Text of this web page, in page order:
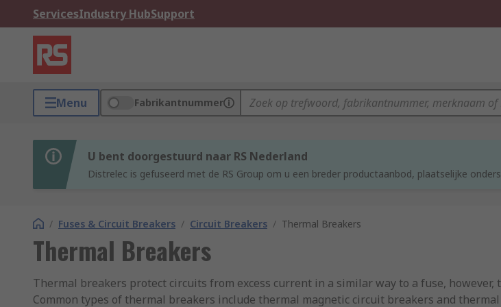
ServicesIndustry HubSupport
Menu Fabrikantnummer
U bent doorgestuurd naar RS Nederland
Distrelec is gefuseerd met de RS Group om u een breder productaanbod, plaatselijke
/ Fuses & Circuit Breakers / Circuit Breakers / Thermal Breakers
Thermal Breakers
Thermal breakers protect circuits from excess current in a similar way to a fuse,
Common types of thermal breakers include thermal magnetic circuit breakers and